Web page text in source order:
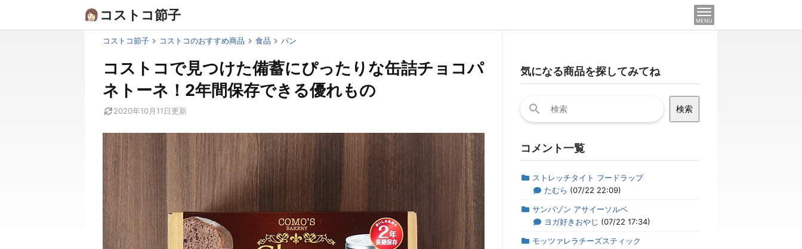
コストコ節子 MENU
コストコ節子 コストコのおすすめ商品 食品 パン
コストコで見つけた備蓄にぴったりな缶詰チョコパ
ネトーネ！2年間保存できる優れもの
2020年10月11日更新
気になる商品を探してみてね
索:
コメント一覧
ストレッチタイト フードラップ
たむら (07/22 22:09)
サンバゾン アサイーソルベ
ヨガ好きおやじ (07/22 17:34)
モッツァレラチーズスティック